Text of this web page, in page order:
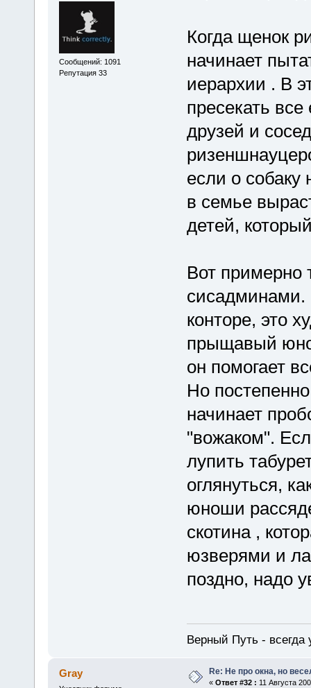
Сообщений: 1091
Репутация 33
Когда щенок
начинает
иерархии . В
пресекать
друзей и
если о собаку
в семье
детей,
Вот примерно
сисадминами.
конторе, это
прыщавый
он помогает
Но
начинает
"вожаком".
лупить
оглянуться,
юноши
скотина ,
юзверями и
поздно, надо
Верный Путь - всегда
Gray Re: Не про окна, но
« Ответ #32 : 11 Августа